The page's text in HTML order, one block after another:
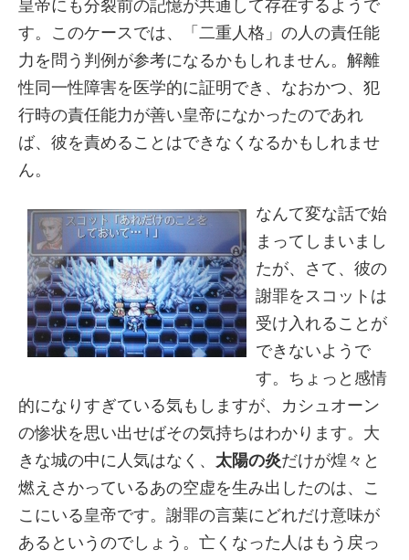
皇帝にも分裂前の記憶が共通して存在するようで
す。このケースでは、「二重人格」の人の責任能
力を問う判例が参考になるかもしれません。解離
性同一性障害を医学的に証明でき、なおかつ、犯
行時の責任能力が善い皇帝になかったのであれ
ば、彼を責めることはできなくなるかもしれませ
ん。
なんて変な話で始
まってしまいまし
たが、さて、彼の
謝罪をスコットは
受け入れることが
できないようで
す。ちょっと感情
的になりすぎている気もしますが、カシュオーン
の惨状を思い出せばその気持ちはわかります。大
きな城の中に人気はなく、 太陽の炎だけが煌々と
燃えさかっているあの空虚を生み出したのは、こ
こにいる皇帝です。謝罪の言葉にどれだけ意味が
あるというのでしょう。亡くなった人はもう戻っ